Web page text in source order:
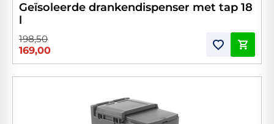
Geïsoleerde drankendispenser met tap 18
l
198,50
169,00